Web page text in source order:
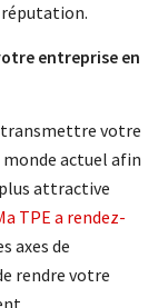
entreprise en
transmettre votre
monde actuel afin
attractive
TPE a rendez-
axes de
rendre votre